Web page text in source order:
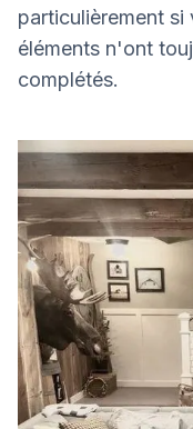
particulièrement si
éléments n'ont
complétés.